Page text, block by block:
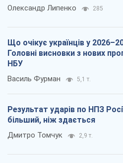
Олександр Липенко 285
Що очікує українців у
Головні висновки з нових
НБУ
Василь Фурман 5,1 т.
Результат ударів по НПЗ
більший, ніж здається
Дмитро Томчук 2,9 т.